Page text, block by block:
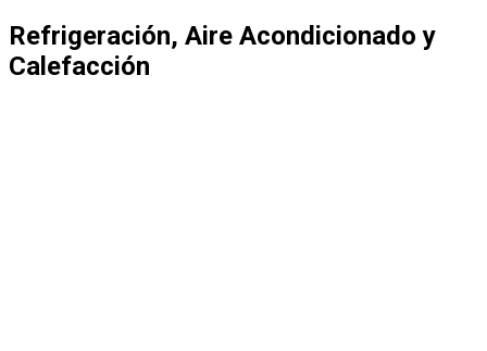
Refrigeración, Aire Acondicionado y
Calefacción